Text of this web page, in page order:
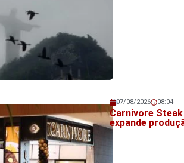
Veja também!
07/08/2026 08:04
Carnivore
expande